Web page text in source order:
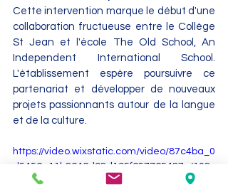
Cette intervention marque le début d'une
collaboration fructueuse entre le Collège
St Jean et l'école The Old School, An
Independent International School.
L'établissement espère poursuivre ce
partenariat et développer de nouveaux
projets passionnants autour de la langue
et de la culture.
https://video.wixstatic.com/video/87c4ba_0
d5456e11b8646d98d195f657765487c/108
0p/mp4/file.mp4